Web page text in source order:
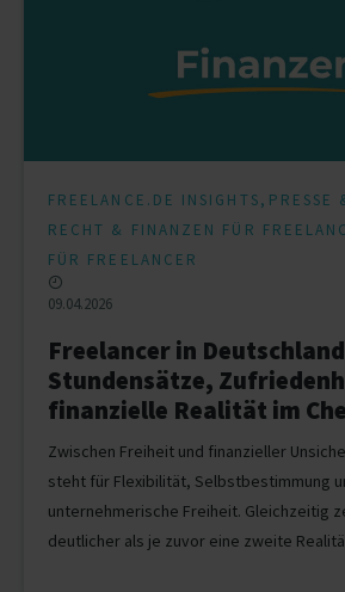
FREELANCE.DE INSIGHTS, PRESSE
RECHT & FINANZEN FÜR
FÜR FREELANCER
09.04.2026
Freelancer in
Stundensätze,
finanzielle Realität im
Zwischen Freiheit und finanzieller
steht für Flexibilität, Selbstbestimmung
unternehmerische Freiheit. Gleichzeitig
deutlicher als je zuvor eine zweite